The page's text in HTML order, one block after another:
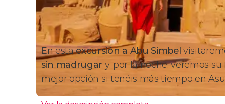
En estaexcursión a Abu Simbel
sin madrugar y, por la noche, veremos su
mejor opción si tenéis más tiempo en